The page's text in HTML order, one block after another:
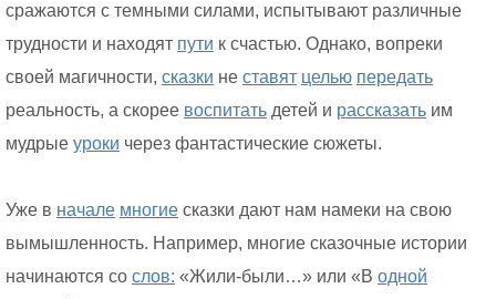
сражаются с темными силами, испытывают различные
трудности и находят пути к счастью. Однако, вопреки
своей магичности, сказки не ставят целью передать
реальность, а скорее воспитать детей и рассказать им
мудрые уроки через фантастические сюжеты.
Уже в начале многие сказки дают нам намеки на свою
вымышленность. Например, многие сказочные истории
начинаются со слов: «Жили-были…» или «В одной